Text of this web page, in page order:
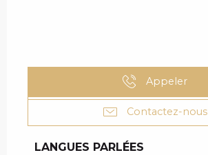
Appeler
Contactez-nous
LANGUES PARLÉES
LANGUES PARLÉES